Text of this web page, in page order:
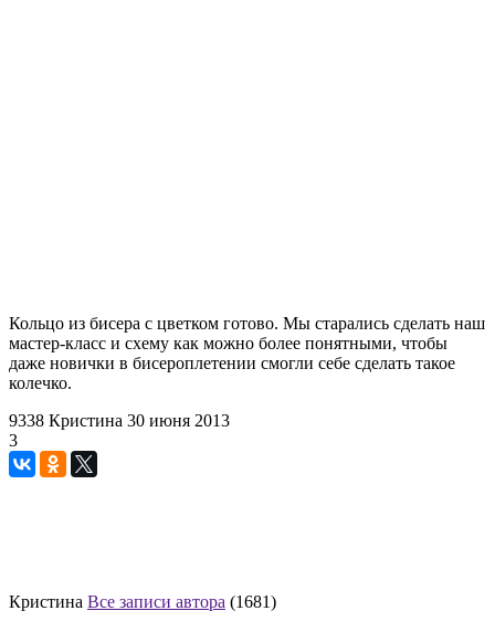
Кольцо из бисера с цветком готово. Мы старались сделать наш
мастер-класс и схему как можно более понятными, чтобы
даже новички в бисероплетении смогли себе сделать такое
колечко.
9338 Кристина 30 июня 2013
3
Кристина Все записи автора (1681)